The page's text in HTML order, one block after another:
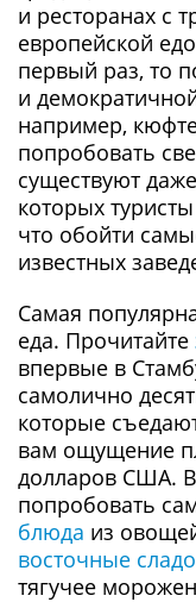
и ресторанах с
европейской
первый раз, то
и
например,
попробовать
существуют
которых
что обойти
известных
Самая
еда. Прочитайте
впервые в
самолично
которые
вам ощущение
долларов США. В
попробовать
блюда из
восточные
тягучее